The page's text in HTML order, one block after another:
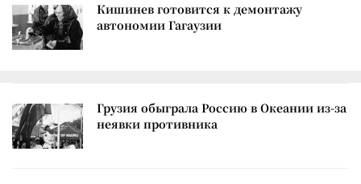
Кишинев готовится к демонтажу
автономии Гагаузии
Грузия обыграла Россию в Океании из-за
неявки противника